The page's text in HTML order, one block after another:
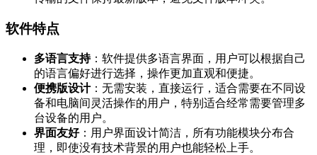
软件特点
多语言支持：软件提供多语言界面，用户可以根据自己
的语言偏好进行选择，操作更加直观和便捷。
便携版设计：无需安装，直接运行，适合需要在不同设
备和电脑间灵活操作的用户，特别适合经常需要管理多
台设备的用户。
界面友好：用户界面设计简洁，所有功能模块分布合
理，即使没有技术背景的用户也能轻松上手。